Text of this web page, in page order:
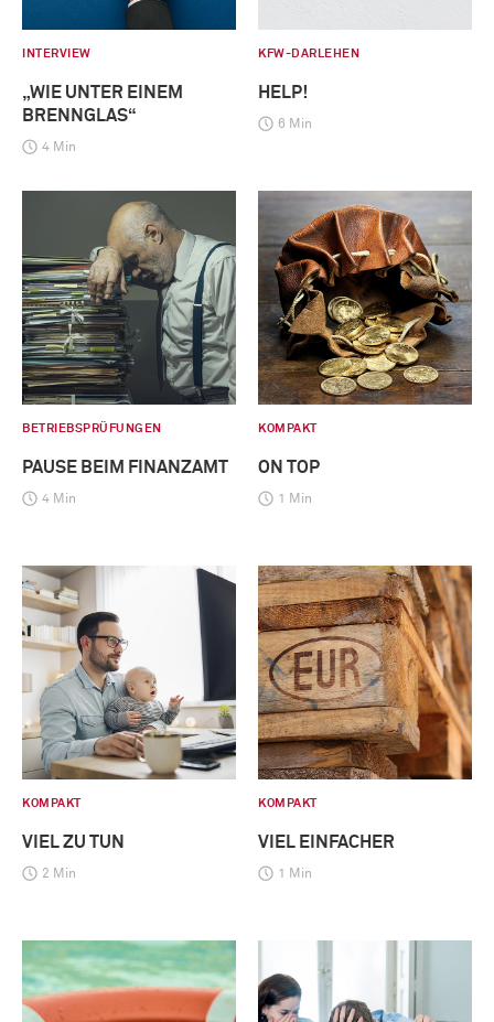
INTERVIEW
„WIE UNTER EINEM
BRENNGLAS“
4 Min
KFW-DARLEHEN
HELP!
6 Min
BETRIEBSPRÜFUNGEN
PAUSE BEIM FINANZAMT
4 Min
KOMPAKT
ON TOP
1 Min
KOMPAKT
VIEL ZU TUN
2 Min
KOMPAKT
VIEL EINFACHER
1 Min